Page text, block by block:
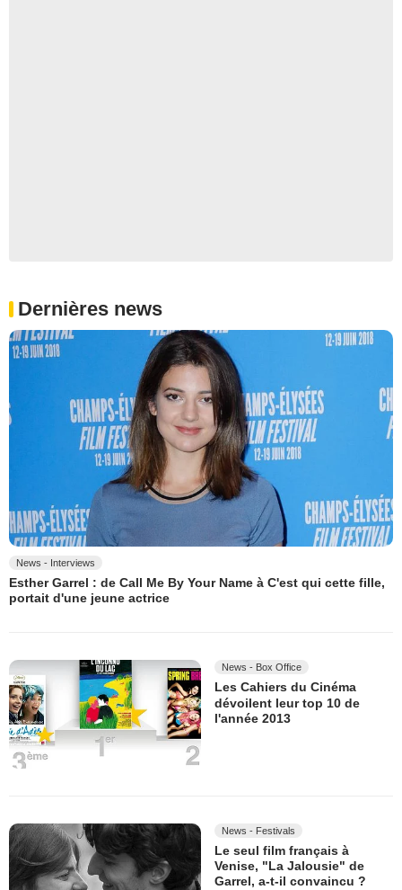
Dernières news
News - Interviews
Esther Garrel : de Call Me By Your Name à C'est qui cette fille,
portait d'une jeune actrice
News - Box Office
Les Cahiers du Cinéma
dévoilent leur top 10 de
l'année 2013
News - Festivals
Le seul film français à
Venise, "La Jalousie" de
Garrel, a-t-il convaincu ?